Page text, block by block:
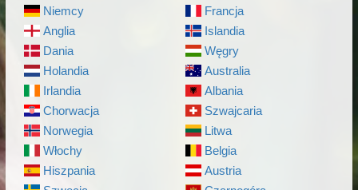
Niemcy
Anglia
Dania
Holandia
Irlandia
Chorwacja
Norwegia
Włochy
Hiszpania
Francja
Islandia
Węgry
Australia
Albania
Szwajcaria
Litwa
Belgia
Austria